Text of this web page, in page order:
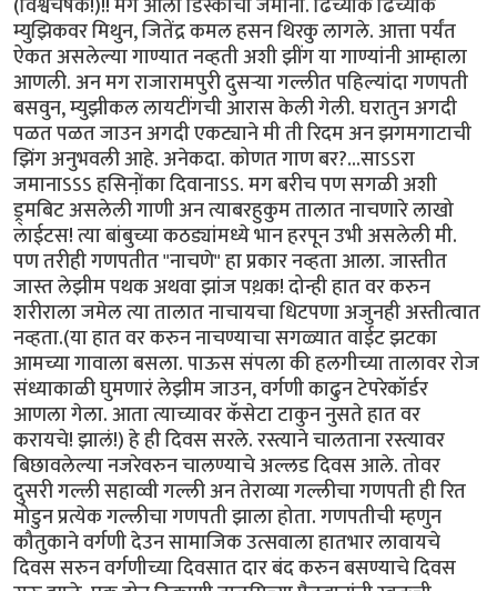
म्युझिकवर मिथुन, जितेंद्र कमल हसन थिरकु लागले. आत्ता पर्यंत
ऐकत असलेल्या गाण्यात नव्हती अशी झींग या गाण्यांनी आम्हाला
आणली. अन मग राजारामपुरी दुसर्‍या गल्लीत पहिल्यांदा गणपती
बसवुन, म्युझीकल लायटींगची आरास केली गेली. घरातुन अगदी
पळत पळत जाउन अगदी एकट्याने मी ती रिदम अन झगमगाटाची
झिंग अनुभवली आहे. अनेकदा. कोणत गाण बर?...साऽऽरा
जमानाऽऽऽ हसिनो़ंका दिवानाऽऽ. मग बरीच पण सगळी अशी
ड्र्मबिट असलेली गाणी अन त्याबरहुकुम तालात नाचणारे लाखो
लाईटस! त्या बांबुच्या कठड्यांमध्ये भान हरपून उभी असलेली मी.
पण तरीही गणपतीत "नाचणे" हा प्रकार नव्हता आला. जास्तीत
जास्त लेझीम पथक अथवा झांज पथ़क! दोन्ही हात वर करुन
शरीराला जमेल त्या तालात नाचायचा धिटपणा अजुनही अस्तीत्वात
नव्हता.(या हात वर करुन नाचण्याचा सगळ्यात वाईट झटका
आमच्या गावाला बसला. पाऊस संपला की हलगीच्या तालावर रोज
संध्याकाळी घुमणारं लेझीम जाउन, वर्गणी काढुन टेपरेकॉर्डर
आणला गेला. आता त्याच्यावर कॅसेटा टाकुन नुसते हात वर
करायचे! झालं!) हे ही दिवस सरले. रस्त्याने चालताना रस्त्यावर
बिछावलेल्या नजरेवरुन चालण्याचे अल्लड दिवस आले. तोवर
दुसरी गल्ली सहाव्वी गल्ली अन तेराव्या गल्लीचा गणपती ही रित
मोडुन प्रत्येक गल्लीचा गणपती झाला होता. गणपतीची म्हणुन
कौतुकाने वर्गणी देउन सामाजिक उत्सवाला हातभार लावायचे
दिवस सरुन वर्गणीच्या दिवसात दार बंद करुन बसण्याचे दिवस